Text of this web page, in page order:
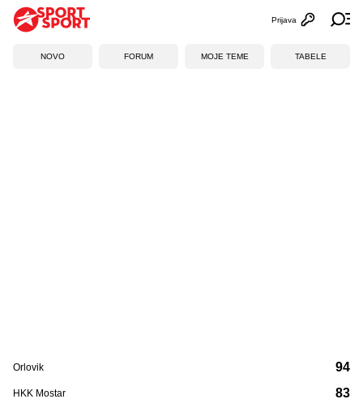
Otvori
Prijava
NOVO FORUM MOJE TEME TABELE
Orlovik
HKK Mostar
94
83